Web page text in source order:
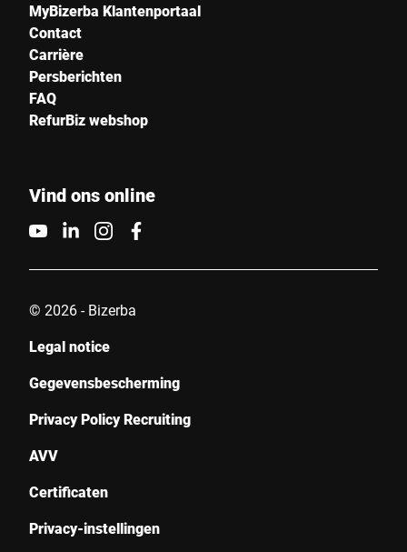
MyBizerba Klantenportaal
Contact
Carrière
Persberichten
FAQ
RefurBiz webshop
Vind ons online
© 2026 - Bizerba
Legal notice
Gegevensbescherming
Privacy Policy Recruiting
AVV
Certificaten
Privacy-instellingen